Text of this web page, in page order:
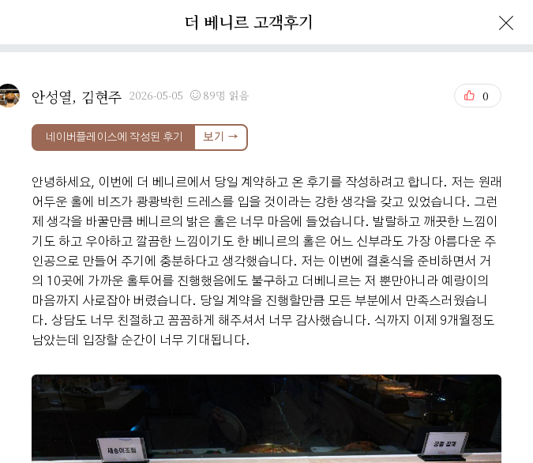
더 베니르 고객후기
안성열, 김현주 2026-05-05 89명 읽음 0
네이버플레이스에 작성된 후기 보기 →
안녕하세요, 이번에 더 베니르에서 당일 계약하고 온 후기를 작성하려고 합니다. 저는 원래
어두운 홀에 비즈가 쾅쾅박힌 드레스를 입을 것이라는 강한 생각을 갖고 있었습니다. 그런
제 생각을 바꿀만큼 베니르의 밝은 홀은 너무 마음에 들었습니다. 발랄하고 깨끗한 느낌이
기도 하고 우아하고 깔끔한 느낌이기도 한 베니르의 홀은 어느 신부라도 가장 아름다운 주
인공으로 만들어 주기에 충분하다고 생각했습니다. 저는 이번에 결혼식을 준비하면서 거
의 10곳에 가까운 홀투어를 진행했음에도 불구하고 더베니르는 저 뿐만아니라 예랑이의
마음까지 사로잡아 버렸습니다. 당일 계약을 진행할만큼 모든 부분에서 만족스러웠습니
다. 상담도 너무 친절하고 꼼꼼하게 해주셔서 너무 감사했습니다. 식까지 이제 9개월정도
남았는데 입장할 순간이 너무 기대됩니다.